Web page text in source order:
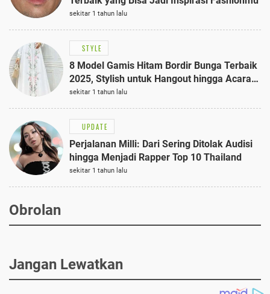
sekitar 1 tahun lalu
STYLE
8 Model Gamis Hitam Bordir Bunga Terbaik
2025, Stylish untuk Hangout hingga Acara
Semi-Formal
sekitar 1 tahun lalu
UPDATE
Perjalanan Milli: Dari Sering Ditolak Audisi
hingga Menjadi Rapper Top 10 Thailand
sekitar 1 tahun lalu
Obrolan
Jangan Lewatkan